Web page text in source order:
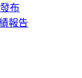
布
報告